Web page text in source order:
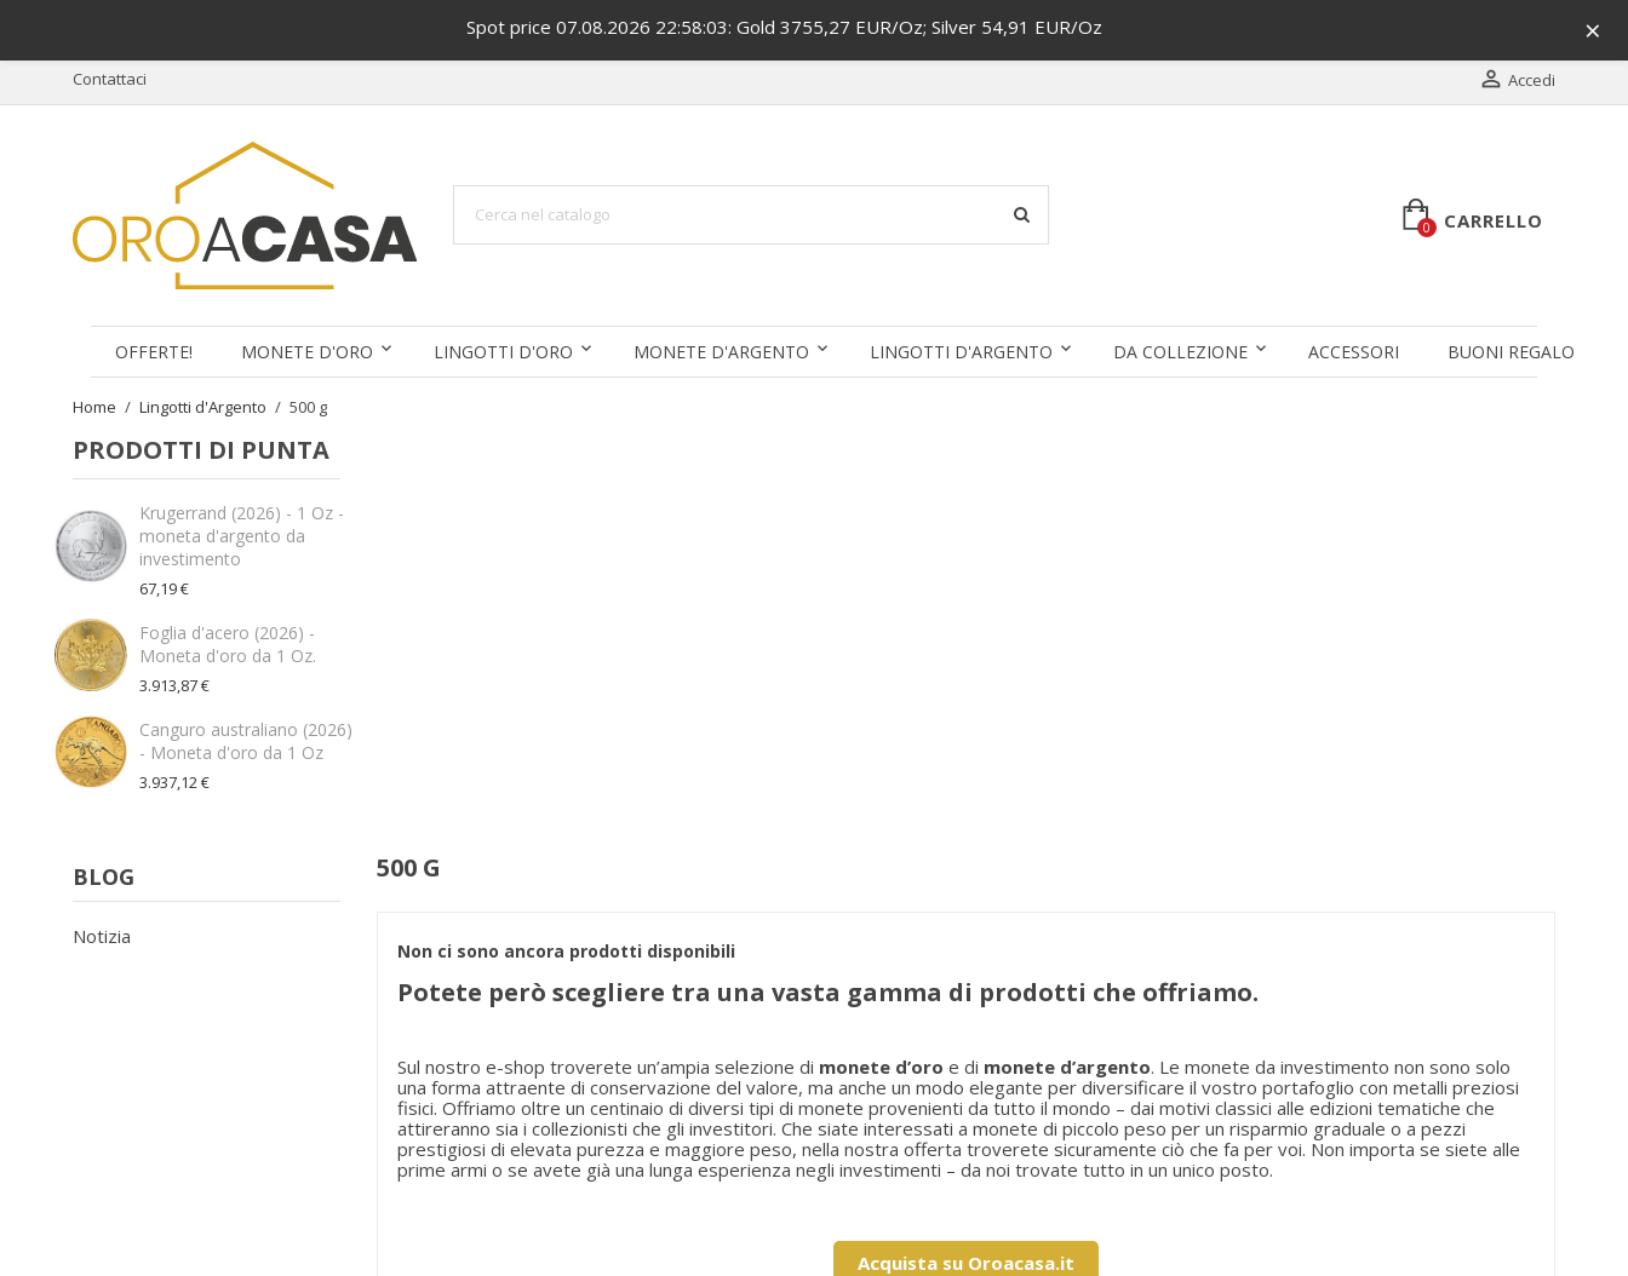
×
Spot price 07.08.2026 22:58:03: Gold 3755,27 EUR/Oz; Silver 54,91 EUR/Oz
Contattaci  Accedi
CARRELLO
0
OFFERTE! MONETE D'ORO LINGOTTI D'ORO MONETE D'ARGENTO LINGOTTI D'ARGENTO DA COLLEZIONE ACCESSORI BUONI REGALO
Home Lingotti d'Argento 500 g
PRODOTTI DI PUNTA
Krugerrand (2026) - 1 Oz -
moneta d'argento da
investimento
67,19 €
Foglia d'acero (2026) -
Moneta d'oro da 1 Oz.
3.913,87 €
Canguro australiano (2026)
- Moneta d'oro da 1 Oz
3.937,12 €
BLOG
Notizia
500 G
Non ci sono ancora prodotti disponibili
Potete però scegliere tra una vasta gamma di prodotti che offriamo.
Sul nostro e-shop troverete un’ampia selezione di monete d’oro e di monete d’argento. Le monete da investimento non sono solo
una forma attraente di conservazione del valore, ma anche un modo elegante per diversificare il vostro portafoglio con metalli preziosi
fisici. Offriamo oltre un centinaio di diversi tipi di monete provenienti da tutto il mondo – dai motivi classici alle edizioni tematiche che
attireranno sia i collezionisti che gli investitori. Che siate interessati a monete di piccolo peso per un risparmio graduale o a pezzi
prestigiosi di elevata purezza e maggiore peso, nella nostra offerta troverete sicuramente ciò che fa per voi. Non importa se siete alle
prime armi o se avete già una lunga esperienza negli investimenti – da noi trovate tutto in un unico posto.
Acquista su Oroacasa.it